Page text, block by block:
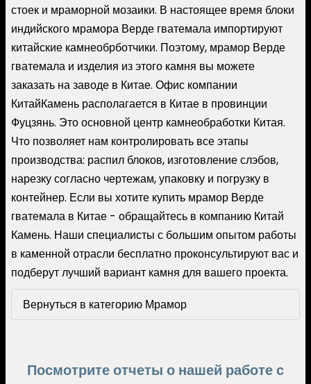
стоек и мраморной мозаики. В настоящее время блоки
индийского мрамора Верде гватемала импортируют
китайские камнеобрботчики. Поэтому, мрамор Верде
гватемала и изделия из этого камня вы можете
заказать на заводе в Китае. Офис компании
КитайКамень располагается в Китае в провинции
Фуцзянь. Это основной центр камнеобработки Китая.
Что позволяет нам контролировать все этапы
производства: распил блоков, изготовление слэбов,
нарезку согласно чертежам, упаковку и погрузку в
контейнер. Если вы хотите купить мрамор Верде
гватемала в Китае - обращайтесь в компанию Китай
Камень. Наши специалисты с большим опытом работы
в каменной отрасли бесплатно проконсультируют вас и
подберут лучший вариант камня для вашего проекта.
Вернуться в категорию Мрамор
Посмотрите отчеты о нашей работе с